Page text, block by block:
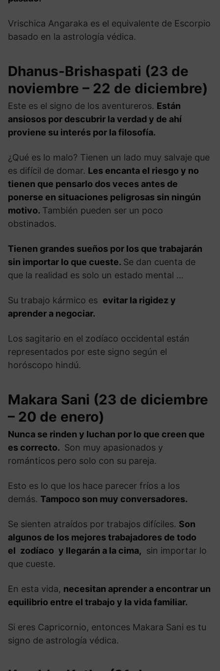
Vrischica Angaraka es el equivalente de Escorpio
basado en la astrología védica.
Dhanus-Brishaspati (23 de
noviembre – 22 de diciembre)
Este es el signo de los aventureros. Están
ansiosos por descubrir la verdad y de ahí
proviene su interés por la filosofía.
¿Qué es lo malo? Tienen un lado muy salvaje que
es difícil de domar. Les encanta el riesgo y no
tienen que pensarlo dos veces antes de
ponerse en situaciones peligrosas sin ningún
motivo. También pueden ser un poco
obstinados.
Tienen grandes sueños por los que trabajarán
sin importar lo que cueste. Se dan cuenta de
que la realidad es solo un estado mental …
Su trabajo kármico es evitar la rigidez y
aprender a negociar.
Los sagitario en el zodíaco occidental están
representados por este signo según el
horóscopo hindú.
Makara Sani (23 de diciembre
– 20 de enero)
Nunca se rinden y luchan por lo que creen que
es correcto. Son muy apasionados y
románticos pero solo con su pareja.
Esto es lo que los hace parecer fríos a los
demás. Tampoco son muy conversadores.
Se sienten atraídos por trabajos difíciles. Son
algunos de los mejores trabajadores de todo
el zodíaco y llegarán a la cima, sin importar lo
que cueste.
En esta vida, necesitan aprender a encontrar un
equilibrio entre el trabajo y la vida familiar.
Si eres Capricornio, entonces Makara Sani es tu
signo de astrología védica.